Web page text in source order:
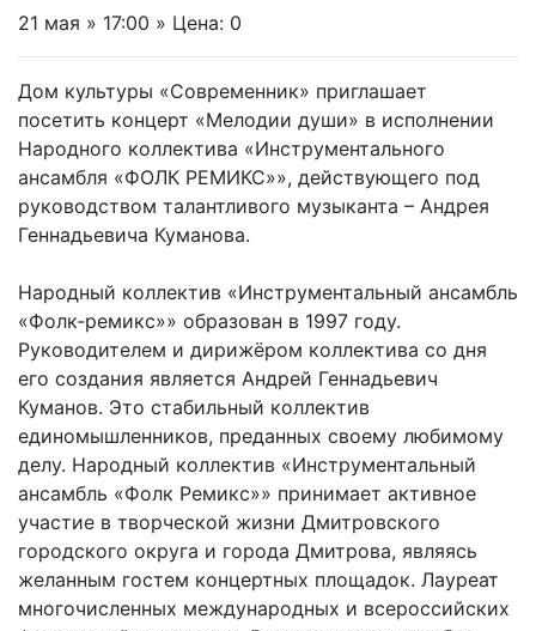
21 мая » 17:00 » Цена: 0
Дом культуры «Современник» приглашает
посетить концерт «Мелодии души» в исполнении
Народного коллектива «Инструментального
ансамбля «ФОЛК РЕМИКС»», действующего под
руководством талантливого музыканта – Андрея
Геннадьевича Куманова.
Народный коллектив «Инструментальный ансамбль
«Фолк-ремикс»» образован в 1997 году.
Руководителем и дирижёром коллектива со дня
его создания является Андрей Геннадьевич
Куманов. Это стабильный коллектив
единомышленников, преданных своему любимому
делу. Народный коллектив «Инструментальный
ансамбль «Фолк Ремикс»» принимает активное
участие в творческой жизни Дмитровского
городского округа и города Дмитрова, являясь
желанным гостем концертных площадок. Лауреат
многочисленных международных и всероссийских